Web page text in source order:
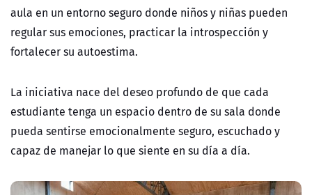
aula en un entorno seguro donde niños y niñas pueden
regular sus emociones, practicar la introspección y
fortalecer su autoestima.
La iniciativa nace del deseo profundo de que cada
estudiante tenga un espacio dentro de su sala donde
pueda sentirse emocionalmente seguro, escuchado y
capaz de manejar lo que siente en su día a día.